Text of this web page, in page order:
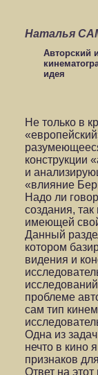
Наталья
Авторский
идея
Не только в
конструкции
и
«влияние
Надо ли
создания,
имеющей
Данный
котором
видения и
проблеме
сам тип
Одна из
нечто в кино
признаков
Ответ на